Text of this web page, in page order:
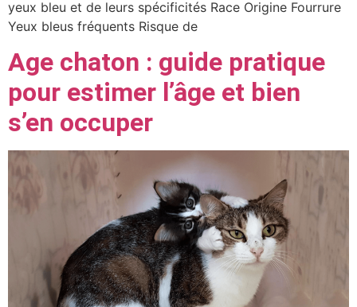
yeux bleu et de leurs spécificités Race Origine Fourrure
Yeux bleus fréquents Risque de
Age chaton : guide pratique
pour estimer l’âge et bien
s’en occuper